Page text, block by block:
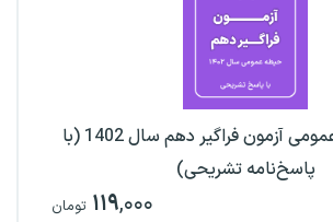
اصل سوالات عمومی آزمون فراگیر دهم سال 1402 (با
پاسخ‌نامه تشریحی)
۱۱۹,۰۰۰ تومان